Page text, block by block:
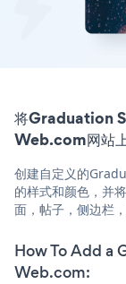
将Graduation
Web.com网站
创建自定义的
的样式和颜色，并
面，帖子，侧边栏
How To Add a
Web.com: